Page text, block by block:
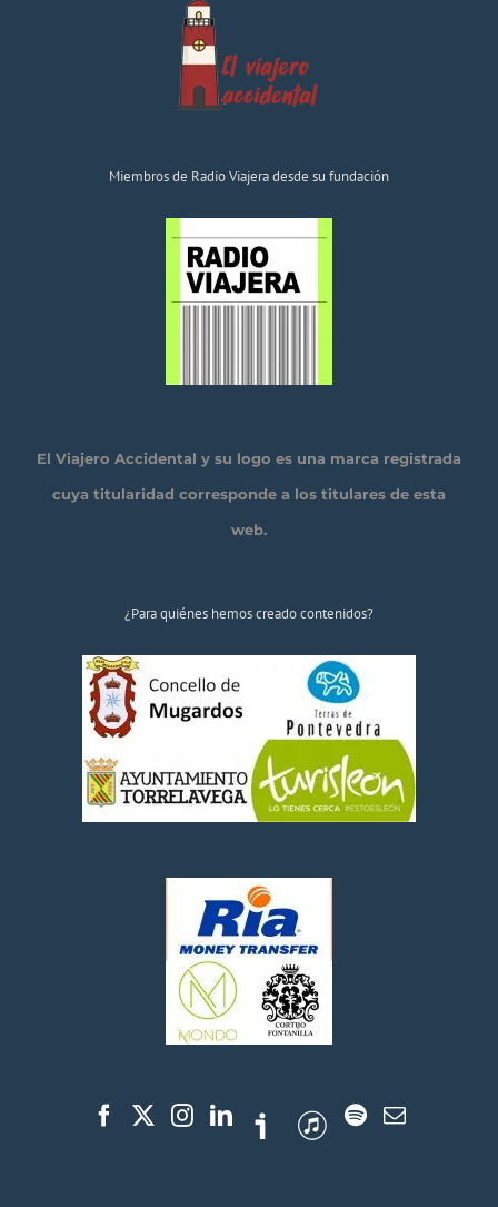
Miembros de Radio Viajera desde su fundación
El Viajero Accidental y su logo es una marca registrada
cuya titularidad corresponde a los titulares de esta
web.
¿Para quiénes hemos creado contenidos?